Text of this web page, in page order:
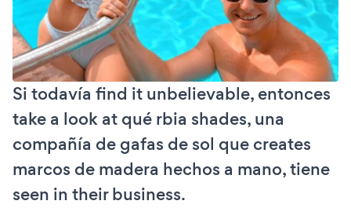
Si todavía find it unbelievable, entonces
take a look at qué rbia shades, una
compañía de gafas de sol que creates
marcos de madera hechos a mano, tiene
seen in their business.